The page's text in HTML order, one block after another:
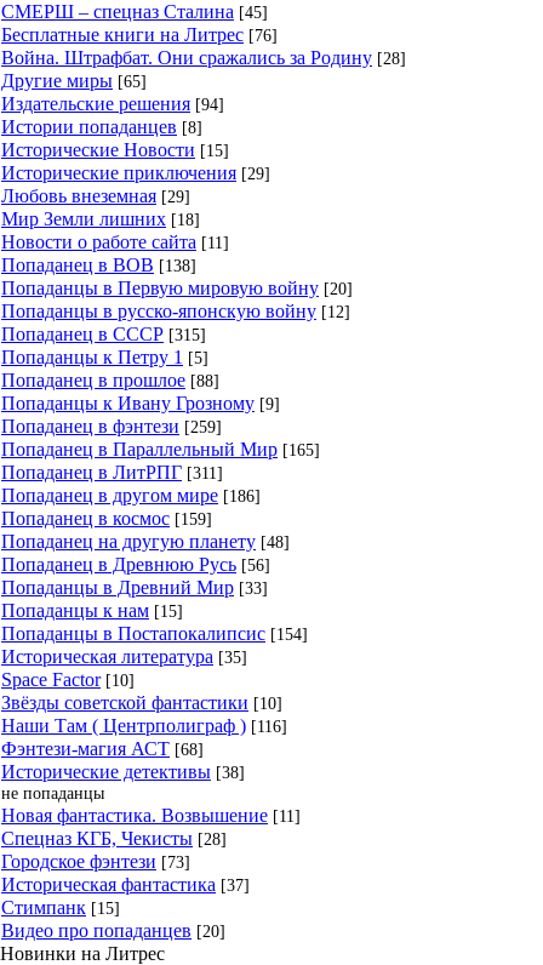
СМЕРШ – спецназ Сталина [45]
Бесплатные книги на Литрес [76]
Война. Штрафбат. Они сражались за Родину [28]
Другие миры [65]
Издательские решения [94]
Истории попаданцев [8]
Исторические Новости [15]
Исторические приключения [29]
Любовь внеземная [29]
Мир Земли лишних [18]
Новости о работе сайта [11]
Попаданец в ВОВ [138]
Попаданцы в Первую мировую войну [20]
Попаданцы в русско-японскую войну [12]
Попаданец в СССР [315]
Попаданцы к Петру 1 [5]
Попаданец в прошлое [88]
Попаданцы к Ивану Грозному [9]
Попаданец в фэнтези [259]
Попаданец в Параллельный Мир [165]
Попаданец в ЛитРПГ [311]
Попаданец в другом мире [186]
Попаданец в космос [159]
Попаданец на другую планету [48]
Попаданец в Древнюю Русь [56]
Попаданцы в Древний Мир [33]
Попаданцы к нам [15]
Попаданцы в Постапокалипсис [154]
Историческая литература [35]
Space Factor [10]
Звёзды советской фантастики [10]
Наши Там ( Центрполиграф ) [116]
Фэнтези-магия АСТ [68]
Исторические детективы [38]
не попаданцы
Новая фантастика. Возвышение [11]
Спецназ КГБ, Чекисты [28]
Городское фэнтези [73]
Историческая фантастика [37]
Стимпанк [15]
Видео про попаданцев [20]
Новинки на Литрес